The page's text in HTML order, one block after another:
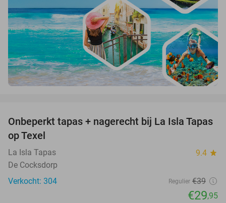
23%
Onbeperkt tapas + nagerecht bij La Isla Tapas
op Texel
La Isla Tapas 9.4 star
De Cocksdorp
Verkocht: 304
Regulier €39
€29,95